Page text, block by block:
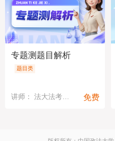
专题测题目解析
题目类
讲师： 法大法考教研中心 免费